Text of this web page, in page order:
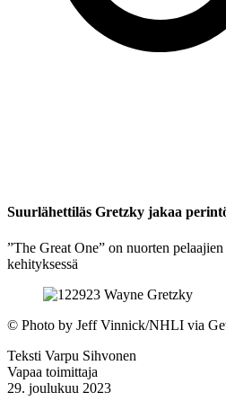
Suurlähettiläs Gretzky jakaa
”The Great One” on nuorten
kehityksessä
© Photo by Jeff Vinnick/NHLI via
Teksti Varpu Sihvonen
Vapaa toimittaja
29. joulukuu 2023